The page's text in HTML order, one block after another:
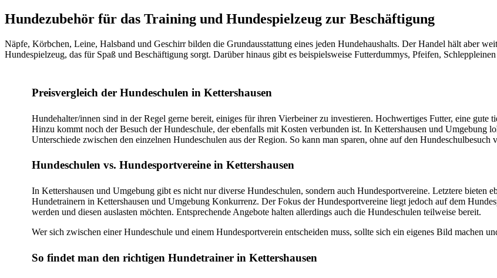
Hundezubehör für das Training und Hundespielzeug zur Beschäftigung
Näpfe, Körbchen, Leine, Halsband und Geschirr bilden die Grundausstattung eines jeden Hundehaushalts. Der Handel hält aber
Hundespielzeug, das für Spaß und Beschäftigung sorgt. Darüber hinaus gibt es beispielsweise Futterdummys, Pfeifen,
Preisvergleich der Hundeschulen in Kettershausen
Hundehalter/innen sind in der Regel gerne bereit, einiges für ihren Vierbeiner zu investieren. Hochwertiges Futter, eine
Hinzu kommt noch der Besuch der Hundeschule, der ebenfalls mit Kosten verbunden ist. In Kettershausen und Umgebung
Unterschiede zwischen den einzelnen Hundeschulen aus der Region. So kann man sparen, ohne auf den Hundeschulbesuch
Hundeschulen vs. Hundesportvereine in Kettershausen
In Kettershausen und Umgebung gibt es nicht nur diverse Hundeschulen, sondern auch Hundesportvereine. Letztere bieten
Hundetrainern in Kettershausen und Umgebung Konkurrenz. Der Fokus der Hundesportvereine liegt jedoch auf dem
werden und diesen auslasten möchten. Entsprechende Angebote halten allerdings auch die Hundeschulen teilweise bereit.
Wer sich zwischen einer Hundeschule und einem Hundesportverein entscheiden muss, sollte sich ein eigenes Bild machen
So findet man den richtigen Hundetrainer in Kettershausen